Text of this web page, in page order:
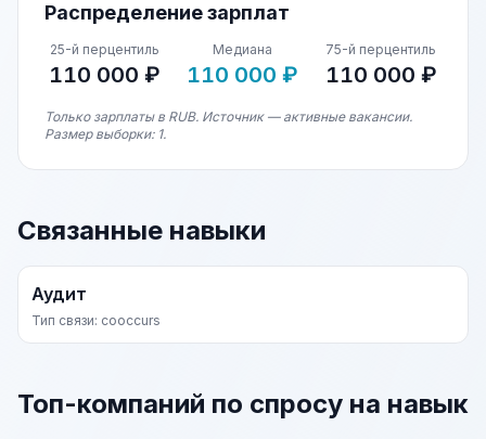
Распределение зарплат
25-й перцентиль
110 000 ₽
Медиана
110 000 ₽
75-й перцентиль
110 000 ₽
Только зарплаты в RUB. Источник — активные вакансии.
Размер выборки: 1.
Связанные навыки
Аудит
Тип связи: cooccurs
Топ-компаний по спросу на навык